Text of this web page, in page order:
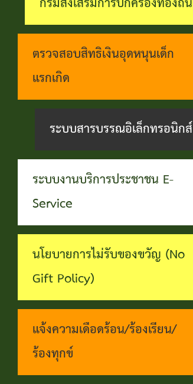
ราย
ชื่อ
โอน
เงิน
บัญชี
เบี้ย
ยังชีพ
ระบบงาน
บริการ
ประชาชน
(E-
Service)
ผ่าน
เว็บไซต์
และสิ่ง
แวดล้อม
กอง
การ
ศึกษา
การ
ดำเนิน
การตาม
นโยบาย
การ
บริหาร
งาน
บุคคล
รับฟัง
ความ
คิดเห็น
แจ้ง
ข้อมูล
เบาะแส
การ
ทุจริต
ตรวจสอบสิทธิเงินอุดหนุนเด็ก
แรกเกิด
ระบบสารบรรณอิเล็กทรอนิกส์
ระบบงานบริการประชาชน E-
Service
นโยบายการไม่รับของขวัญ (No
Gift Policy)
แจ้งความเดือดร้อน/ร้องเรียน/
ร้องทุกข์